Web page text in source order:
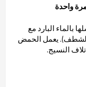
واحدة
بالماء البارد مع
الشطف). يعمل الحمض
النسيج.